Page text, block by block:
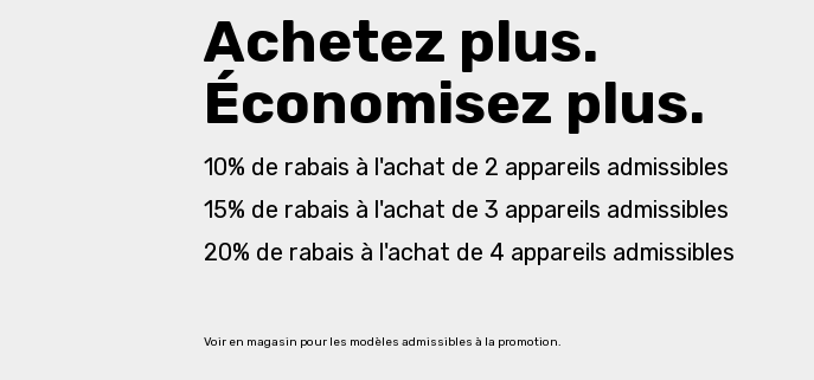
Achetez plus.
Économisez plus.
10% de rabais à l'achat de 2 appareils admissibles
15% de rabais à l'achat de 3 appareils admissibles
20% de rabais à l'achat de 4 appareils admissibles
Voir en magasin pour les modèles admissibles à la promotion.